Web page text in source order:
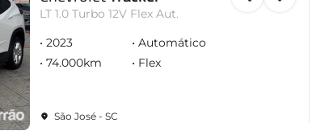
LT 1.0 Turbo 12V Flex Aut.
2023
Automático
74.000km
Flex
São José - SC